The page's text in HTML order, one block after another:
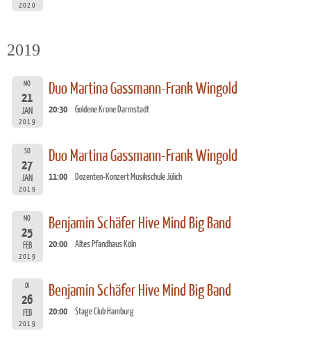
2020
2019
MO
21
JAN
2019
Duo Martina Gassmann-Frank Wingold
20:30 Goldene Krone Darmstadt
SO
27
JAN
2019
Duo Martina Gassmann-Frank Wingold
11:00 Dozenten-Konzert Musikschule Jülich
MO
25
FEB
2019
Benjamin Schäfer Hive Mind Big Band
20:00 Altes Pfandhaus Köln
DI
26
FEB
2019
Benjamin Schäfer Hive Mind Big Band
20:00 Stage Club Hamburg